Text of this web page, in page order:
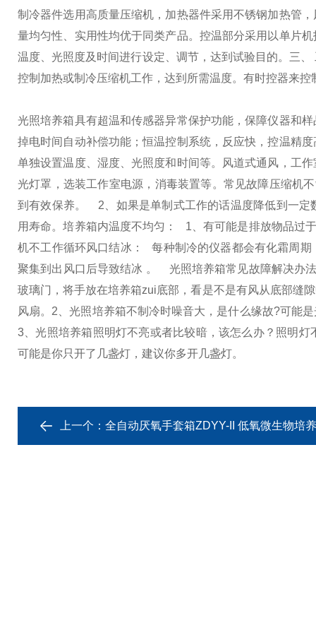
制冷器件选用高质量压缩机，加热器件采用不锈钢加热管
量均匀性、实用性均优于同类产品。 控温部分采用以单片
温度、光照度及时间进行设定、调节，达到试验目的。 三、
控制加热或制冷压缩机工作，达到所需温度。有时控器来
光照培养箱具有超温和传感器异常保护功能，保障仪器和
掉电时间自动补偿功能；恒温控制系统，反应快，控温精
单独设置温度、湿度、光照度和时间等。风道式通风，工
光灯罩，选装工作室电源，消毒装置等。 常见故障压缩机
到有效保养。
2、如果是单制式工作的话温度降低到一定
用寿命。培养箱内温度不均匀：
1、有可能是排放物品过
机不工作循环风口结冰：
每种制冷的仪器都会有化霜周期
聚集到出风口后导致结冰 。
光照培养箱常见故障解决办
玻璃门，将手放在培养箱zui底部，看是不是有风从底部缝
风扇。 2、光照培养箱不制冷时噪音大，是什么缘故?可能
3、光照培养箱照明灯不亮或者比较暗，该怎么办？ 照明灯
可能是你只开了几盏灯，建议你多开几盏灯。
上一个： 全自动厌氧手套箱ZDYY-II 低氧微生物培养